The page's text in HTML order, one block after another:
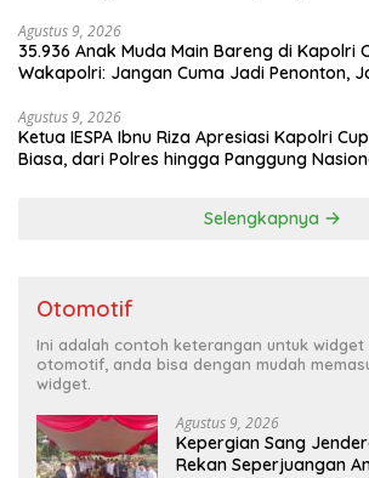
Agustus 9, 2026
35.936 Anak Muda Main Bareng di Kapolri
Wakapolri: Jangan Cuma Jadi Penonton,
Agustus 9, 2026
Ketua IESPA Ibnu Riza Apresiasi Kapolri
Biasa, dari Polres hingga Panggung
Selengkapnya
Otomotif
Ini adalah contoh keterangan untuk
otomotif, anda bisa dengan mudah
widget.
Agustus 9, 2026
Kepergian Sang
Rekan Seperjuangan